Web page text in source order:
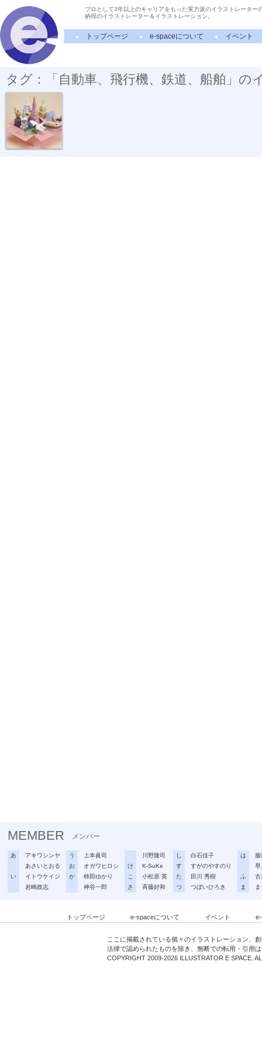
プロとして3年以上のキャリアをもった実力派のイラストレーター
納得のイラストレーター＆イラストレーション。
トップページ e-spaceについて イベント
タグ：「自動車、飛行機、鉄道、船舶」の
日経ロジステ...
MEMBER メンバー
あ
アキワシンヤ
あさいとおる
い
イトウケイジ
岩崎政志
う
上本眞司
お
オガワヒロシ
か
柿田ゆかり
神谷一郎
川野隆司
け
K-SuKe
こ
小松原 英
さ
斉藤好和
し
白石佳子
す
すがのやすのり
た
田川 秀樹
つ
つぼいひろき
は
早
ふ
古
ま
トップページ e-spaceについて イベント
ここに掲載されている個々のイラストレーション、
法律で認められたものを除き、無断での転用・引用
COPYRIGHT 2009-2026 ILLUSTRATOR E SPACE.